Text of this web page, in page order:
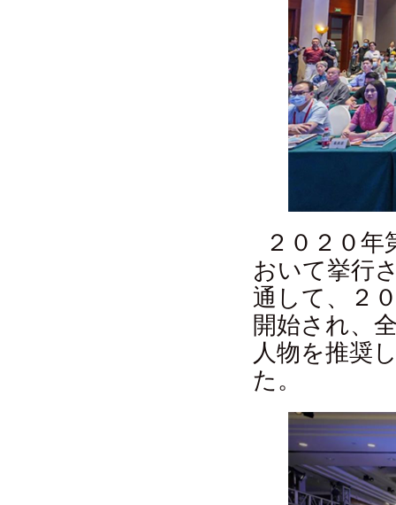
２０２０年
おいて挙行
通して、２
開始され、
人物を推奨
た。